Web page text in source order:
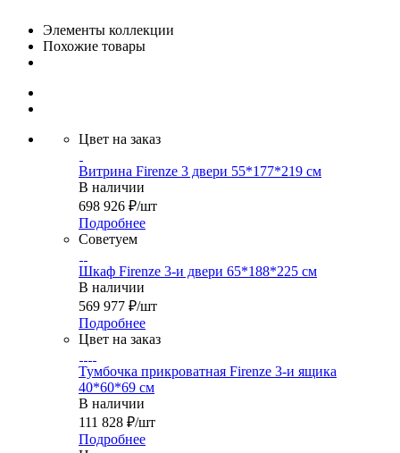
Элементы коллекции
Похожие товары
Цвет на заказ
Витрина Firenze 3 двери 55*177*219 см
В наличии
698 926 ₽/шт
Подробнее
Советуем
Шкаф Firenze 3-и двери 65*188*225 см
В наличии
569 977 ₽/шт
Подробнее
Цвет на заказ
Тумбочка прикроватная Firenze 3-и ящика
40*60*69 см
В наличии
111 828 ₽/шт
Подробнее